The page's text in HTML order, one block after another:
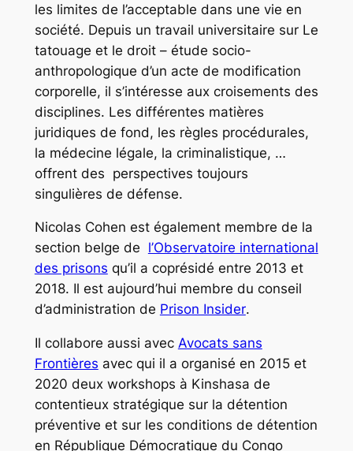
les limites de l’acceptable dans une vie en
société. Depuis un travail universitaire sur Le
tatouage et le droit – étude socio-
anthropologique d’un acte de modification
corporelle, il s’intéresse aux croisements des
disciplines. Les différentes matières
juridiques de fond, les règles procédurales,
la médecine légale, la criminalistique, …
offrent des perspectives toujours
singulières de défense.
Nicolas Cohen est également membre de la
section belge de l’Observatoire international
des prisons qu’il a coprésidé entre 2013 et
2018. Il est aujourd’hui membre du conseil
d’administration de Prison Insider.
Il collabore aussi avec Avocats sans
Frontières avec qui il a organisé en 2015 et
2020 deux workshops à Kinshasa de
contentieux stratégique sur la détention
préventive et sur les conditions de détention
en République Démocratique du Congo